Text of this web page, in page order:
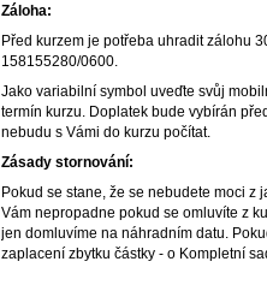
Záloha:
Před kurzem je potřeba uhradit zálohu
158155280/0600.
Jako variabilní symbol uveďte svůj
termín kurzu. Doplatek bude vybírán
nebudu s Vámi do kurzu počítat.
Zásady stornování:
Pokud se stane, že se nebudete moci
Vám nepropadne pokud se omluvíte z
jen domluvíme na náhradním datu.
zaplacení zbytku částky - o Kompletní